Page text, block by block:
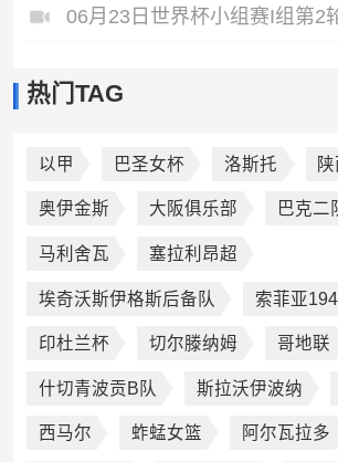
热门TAG
以甲 巴圣女杯 洛斯托
奥伊金斯 大阪俱乐部 巴克二
马利舍瓦 塞拉利昂超
埃奇沃斯伊格斯后备队 索菲亚
印杜兰杯 切尔滕纳姆 哥地联
什切青波贡B队 斯拉沃伊波纳
西马尔 蚱蜢女篮 阿尔瓦拉多